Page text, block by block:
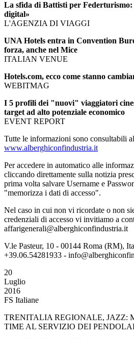
La sfida di Battisti per Federturismo:
digital»
L'AGENZIA DI VIAGGI
UNA Hotels entra in Convention
forza, anche nel Mice
ITALIAN VENUE
Hotels.com, ecco come stanno
WEBITMAG
I 5 profili dei "nuovi" viaggiatori
target ad alto potenziale economico
EVENT REPORT
Tutte le informazioni sono consultabili
www.alberghiconfindustria.it
Per accedere in automatico alle
cliccando direttamente sulla notizia
prima volta salvare Username e
"memorizza i dati di accesso".
Nel caso in cui non vi ricordate o non
credenziali di accesso vi invitiamo a
affarigenerali@alberghiconfindustria.it
V.le Pasteur, 10 - 00144 Roma (RM),
+39.06.54281933 -
20
Luglio
2016
FS Italiane
TRENITALIA REGIONALE, JAZZ:
TIME AL SERVIZIO DEI